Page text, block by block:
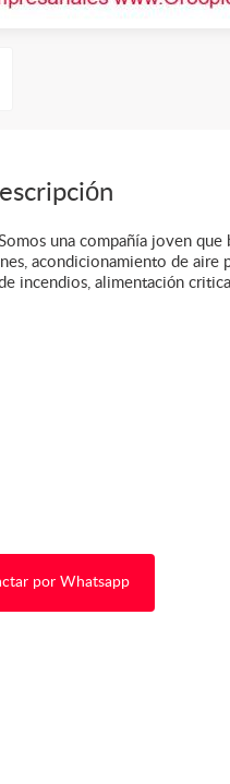
una compañía joven
acondicionamiento de aire
incendios, alimentación
por Whatsapp